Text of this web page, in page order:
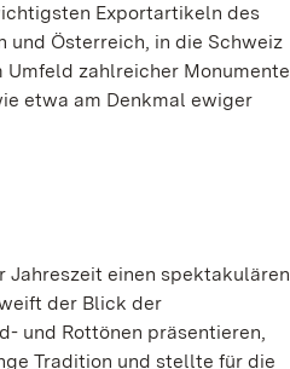
Exportartikeln des
und Österreich, in die Schweiz
zahlreicher Monumente
etwa am Denkmal ewiger
einen spektakulären
der Blick der
und Rottönen präsentieren,
Tradition und stellte für die